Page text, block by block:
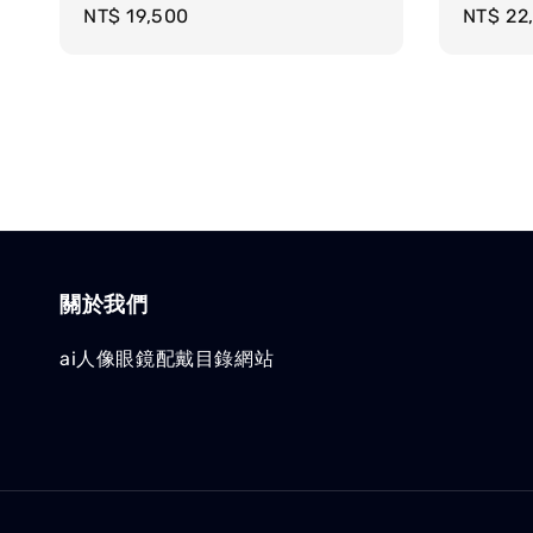
Regular
NT$ 19,500 NT$
關於我們
ai人像眼鏡配戴目錄網站